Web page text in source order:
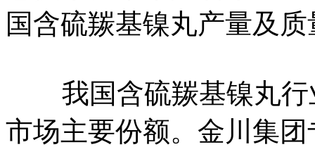
国含硫羰基镍丸产量及
我国含硫羰基镍丸行
市场主要份额。金川集